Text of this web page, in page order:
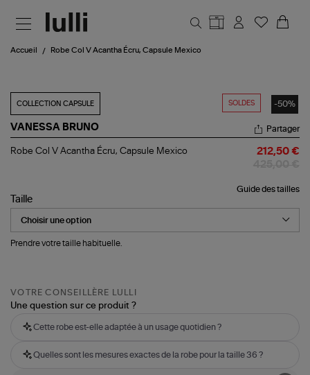
Accueil Robe Col V Acantha Écru, Capsule Mexico
SOLDES -50%
COLLECTION CAPSULE
VANESSA BRUNO
Robe
Écru,
Capsule
Mexico
Partager
Robe Col V Acantha Écru, Capsule Mexico 212,50 €
Guide des tailles
Taille
Prendre votre taille habituelle.
VOTRE CONSEILLÈRE LULLI
Une question sur ce produit ?
Cette robe est-elle adaptée à un usage quotidien ?
Quelles sont les mesures exactes de la robe pour la taille 36 ?